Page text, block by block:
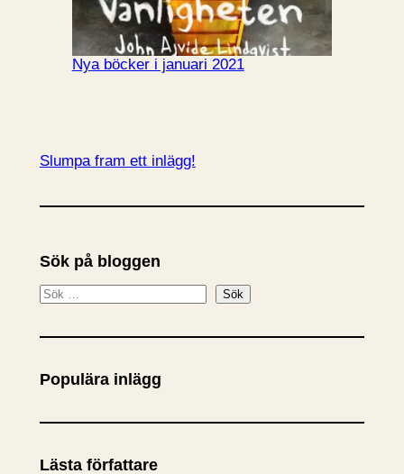
Nya böcker i januari 2021
Slumpa fram ett inlägg!
Sök på bloggen
S
k
Sök
Populära inlägg
Lästa författare